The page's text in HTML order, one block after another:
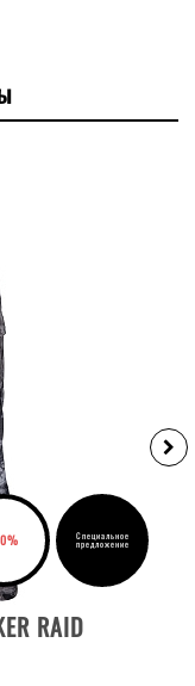
Специальное
предложение
RAID